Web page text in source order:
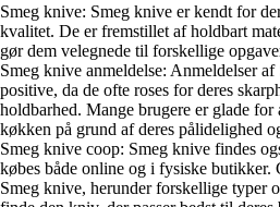
Smeg knive: Smeg knive er kendt for
kvalitet. De er fremstillet af holdbart
gør dem velegnede til forskellige
Smeg knive anmeldelse: Anmeldelser
positive, da de ofte roses for deres
holdbarhed. Mange brugere er glade for
køkken på grund af deres pålidelighed
Smeg knive coop: Smeg knive findes
købes både online og i fysiske
Smeg knive, herunder forskellige typer